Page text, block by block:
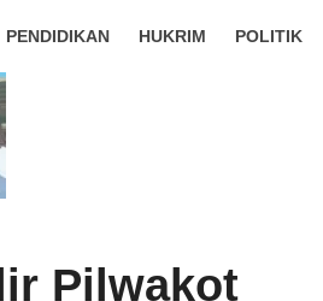
PENDIDIKAN HUKRIM POLITIK
Pilwakot